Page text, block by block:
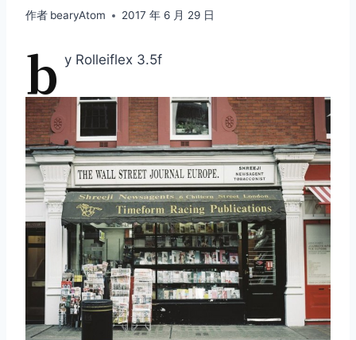
作者 bearyAtom 2017 年 6 月 29 日
b y Rolleiflex 3.5f